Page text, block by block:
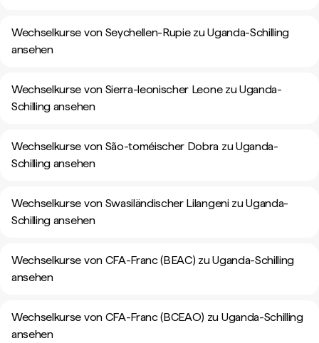
Wechselkurse von Seychellen-Rupie zu Uganda-Schilling
ansehen
Wechselkurse von Sierra-leonischer Leone zu Uganda-
Schilling ansehen
Wechselkurse von São-toméischer Dobra zu Uganda-
Schilling ansehen
Wechselkurse von Swasiländischer Lilangeni zu Uganda-
Schilling ansehen
Wechselkurse von CFA-Franc (BEAC) zu Uganda-Schilling
ansehen
Wechselkurse von CFA-Franc (BCEAO) zu Uganda-Schilling
ansehen